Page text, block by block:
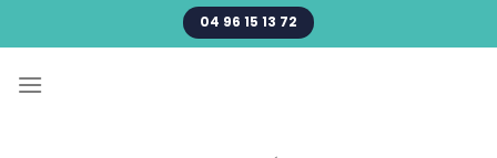
au
04 96 15 13 72